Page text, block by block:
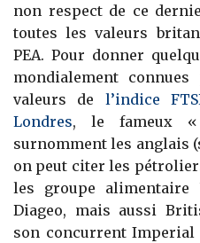
non respect de ce
toutes les valeurs
PEA. Pour donner
mondialement
valeurs de l’indice
Londres, le fameux
surnomment les anglais
on peut citer les
les groupe alimentaire
Diageo, mais aussi
son concurrent Imperial